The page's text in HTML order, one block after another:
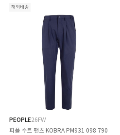
해외배송
PEOPLE26FW
피플 수트 팬츠 KOBRA PM931 098 790